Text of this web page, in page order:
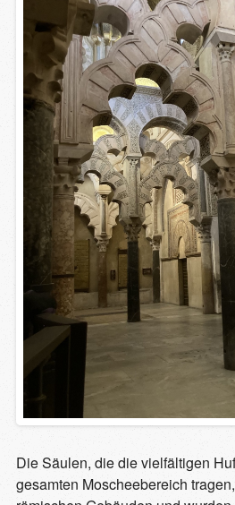
Die Säulen, die die vielfältigen
gesamten Moscheebereich